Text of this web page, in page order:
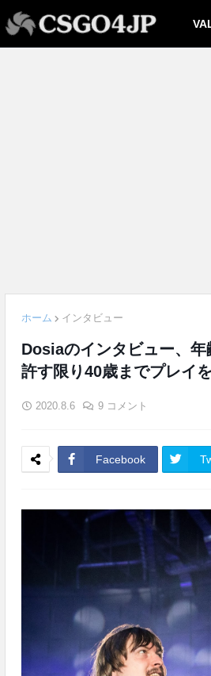
ホーム インタビュー
Dosiaのインタビュー、
許す限り40歳までプレイ
2020.8.6 9 コメント
Facebook